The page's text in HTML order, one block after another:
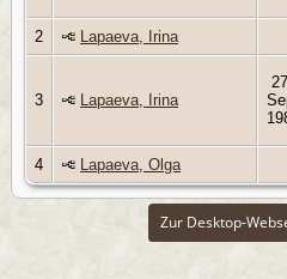
2 Lapaeva, Irina
3 Lapaeva, Irina
27
4 Lapaeva, Olga
Zur Desktop-